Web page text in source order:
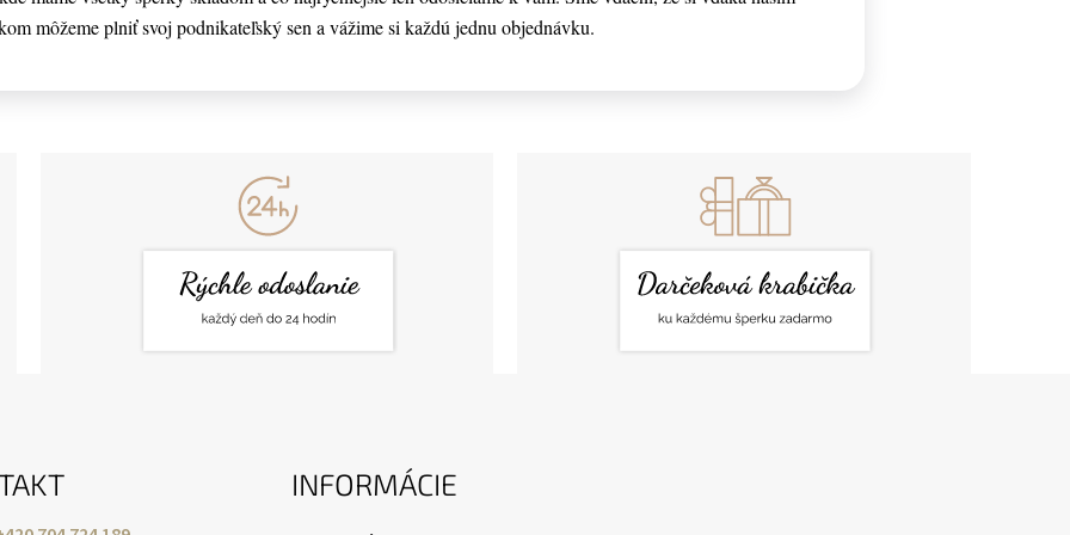
môžeme plniť svoj podnikateľský sen a vážime si každú jednu objednávku.
INFORMÁCIE